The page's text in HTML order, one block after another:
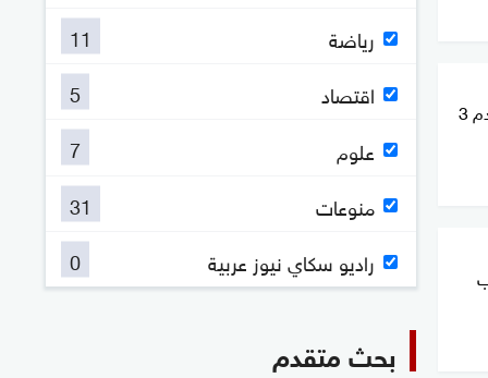
خلال 40 دقيقة.. إسرائيل تخطر بهدم 3
رياضة
11
اقتصاد
5
علوم
7
منوعات
31
راديو سكاي نيوز عربية
0
بحث متقدم